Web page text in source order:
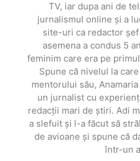
TV, iar dupa ani de
jurnalismul online și a
site-uri ca redactor șef
asemena a condus 5
feminim care era pe
Spune că nivelul la
mentorului său,
un jurnalist cu
redacții mari de știri. Adi
a slefuit și l-a făcut să
de avioane și spune că
într-un